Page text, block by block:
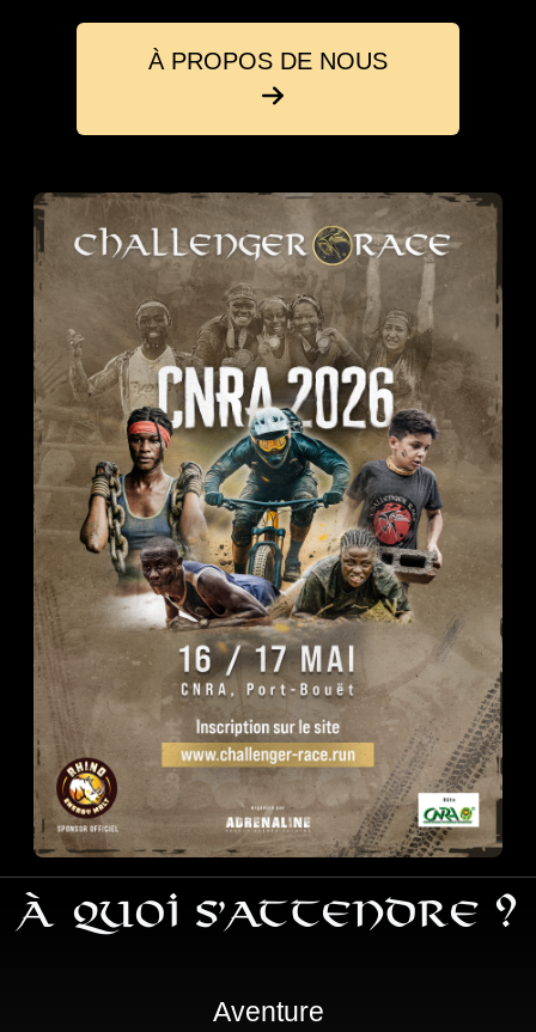
À PROPOS DE NOUS
À quoi s’attendre ?
Aventure